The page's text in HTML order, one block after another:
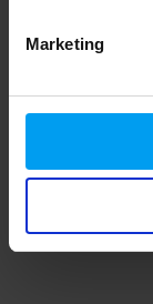
Marketing